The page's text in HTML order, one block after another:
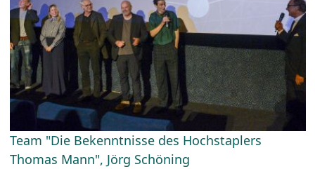
Team "Die Bekenntnisse des Hochstaplers
Thomas Mann", Jörg Schöning